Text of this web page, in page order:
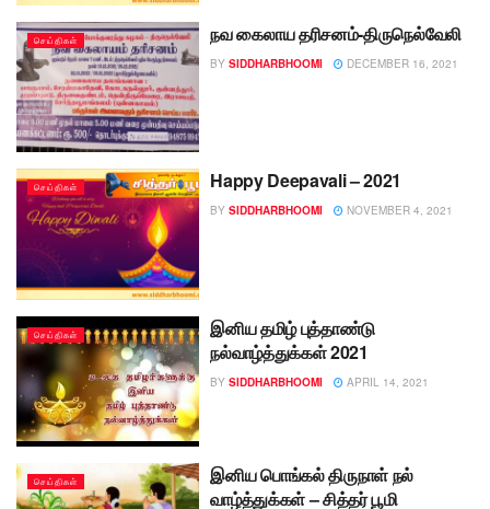
செய்திகள் நவ கைலாய தரிசனம்-திருநெல்வேலி
BY SIDDHARBHOOMI DECEMBER 16, 2021
செய்திகள் Happy Deepavali – 2021
BY SIDDHARBHOOMI NOVEMBER 4, 2021
செய்திகள்
இனிய தமிழ் புத்தாண்டு
நல்வாழ்த்துக்கள் 2021
BY SIDDHARBHOOMI APRIL 14, 2021
செய்திகள்
இனிய பொங்கல் திருநாள் நல்
வாழ்த்துக்கள் – சித்தர் பூமி